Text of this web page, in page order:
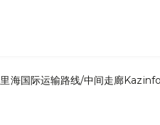
海国际运输路线/中间走廊